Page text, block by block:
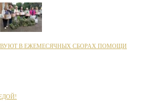
В ЕЖЕМЕСЯЧНЫХ СБОРАХ ПОМОЩИ